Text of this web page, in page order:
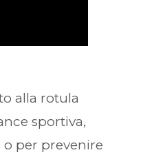
alla rotula
sportiva,
per prevenire